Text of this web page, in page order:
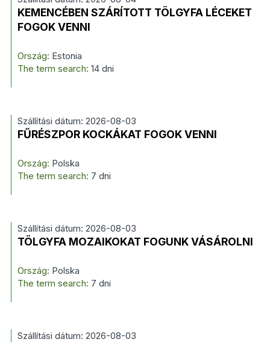
KEMENCÉBEN SZÁRÍTOTT TÖLGYFA LÉCEKET
FOGOK VENNI
Ország: Estonia
The term search: 14 dni
Szállítási dátum: 2026-08-03
FŰRÉSZPOR KOCKÁKAT FOGOK VENNI
Ország: Polska
The term search: 7 dni
Szállítási dátum: 2026-08-03
TÖLGYFA MOZAIKOKAT FOGUNK VÁSÁROLNI
Ország: Polska
The term search: 7 dni
Szállítási dátum: 2026-08-03